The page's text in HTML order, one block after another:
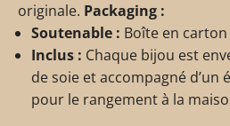
originale. Packaging :
Soutenable : Boîte en
Inclus : Chaque bijou est
de soie et accompagné d’un
pour le rangement à la